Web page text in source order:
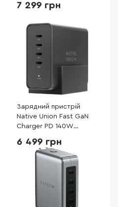
7 299 грн
Зарядний пристрій
Native Union Fast GaN
Charger PD 140W
PD140-BLK-EU)
6 499 грн